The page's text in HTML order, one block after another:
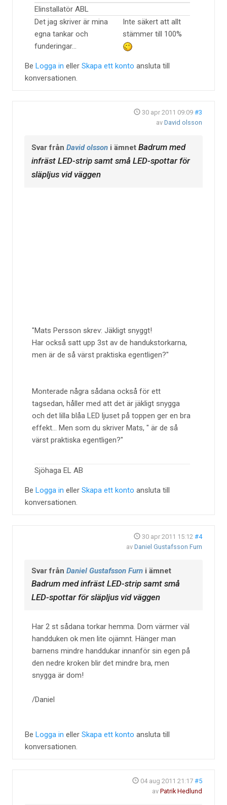
Elinstallatör ABL
Det jag skriver är mina
egna tankar och
funderingar...
Inte säkert att allt
stämmer till 100%
Be Logga in eller Skapa ett konto ansluta till
konversationen.
30 apr 2011 09:09 #3
av David olsson
Svar från David olsson i ämnet Badrum med
infräst LED-strip samt små LED-spottar för
släpljus vid väggen
Mats Persson skrev: Jäkligt snyggt!
Har också satt upp 3st av de handukstorkarna,
men är de så värst praktiska egentligen?
Monterade några sådana också för ett
tagsedan, håller med att det är jäkligt snygga
och det lilla blåa LED ljuset på toppen ger en bra
effekt... Men som du skriver Mats, " är de så
värst praktiska egentligen?"
Sjöhaga EL AB
Be Logga in eller Skapa ett konto ansluta till
konversationen.
30 apr 2011 15:12 #4
av Daniel Gustafsson Furn
Svar från Daniel Gustafsson Furn i ämnet
Badrum med infräst LED-strip samt små
LED-spottar för släpljus vid väggen
Har 2 st sådana torkar hemma. Dom värmer väl
handduken ok men lite ojämnt. Hänger man
barnens mindre handdukar innanför sin egen på
den nedre kroken blir det mindre bra, men
snygga är dom!
/Daniel
Be Logga in eller Skapa ett konto ansluta till
konversationen.
04 aug 2011 21:17 #5
av Patrik Hedlund